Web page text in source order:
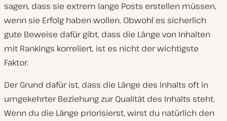
sagen, dass sie extrem lange Posts erstellen müssen,
wenn sie Erfolg haben wollen. Obwohl es sicherlich
gute Beweise dafür gibt, dass die Länge von Inhalten
mit Rankings korreliert, ist es nicht der wichtigste
Faktor.
Der Grund dafür ist, dass die Länge des Inhalts oft in
umgekehrter Beziehung zur Qualität des Inhalts steht.
Wenn du die Länge priorisierst, wirst du natürlich den